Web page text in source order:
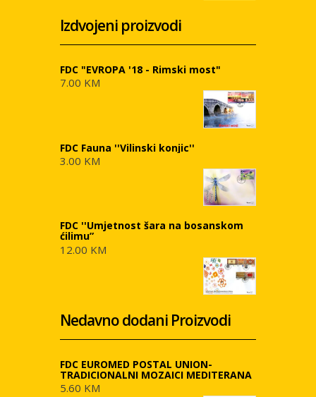
Izdvojeni proizvodi
FDC "EVROPA '18 - Rimski most"
7.00 KM
FDC Fauna ''Vilinski konjic''
3.00 KM
FDC ''Umjetnost šara na bosanskom
ćilimu”
12.00 KM
Nedavno dodani Proizvodi
FDC EUROMED POSTAL UNION-
TRADICIONALNI MOZAICI MEDITERANA
5.60 KM